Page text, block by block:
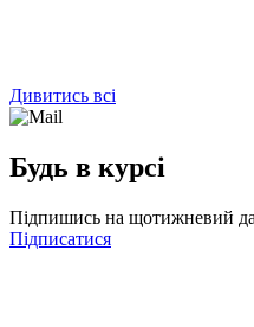
Дивитись всі
Будь в курсі
Підпишись на щотижневий
Підписатися